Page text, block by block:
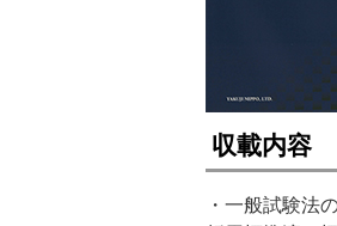
収載内容
・一般試験法